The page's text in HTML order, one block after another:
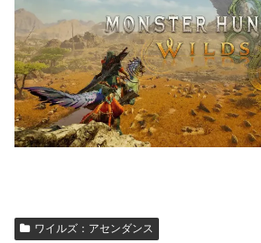
ワイルズ：アセンダンス